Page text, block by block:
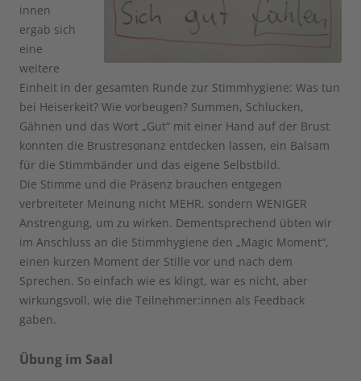
innen
ergab sich
eine
weitere
Einheit in der gesamten Runde zur Stimmhygiene: Was tun
bei Heiserkeit? Wie vorbeugen? Summen, Schlucken,
Gähnen und das Wort „Gut“ mit einer Hand auf der Brust
konnten die Brustresonanz entdecken lassen, ein Balsam
für die Stimmbänder und das eigene Selbstbild.
Die Stimme und die Präsenz brauchen entgegen
verbreiteter Meinung nicht MEHR, sondern WENIGER
Anstrengung, um zu wirken. Dementsprechend übten wir
im Anschluss an die Stimmhygiene den „Magic Moment“,
einen kurzen Moment der Stille vor und nach dem
Sprechen. So einfach wie es klingt, war es nicht, aber
wirkungsvoll, wie die Teilnehmer:innen als Feedback
gaben.
Übung im Saal